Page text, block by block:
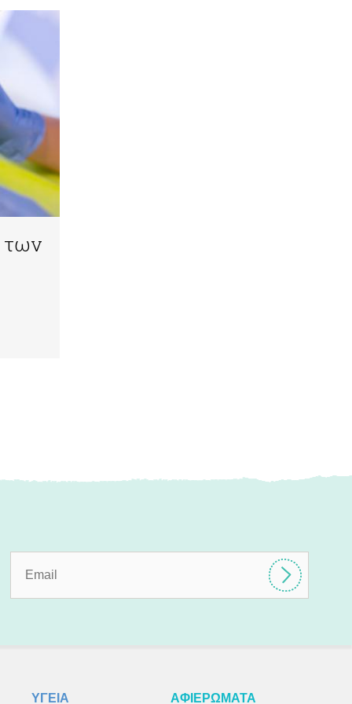
των
ΥΓΕΙΑ ΑΦΙΕΡΩΜΑΤΑ